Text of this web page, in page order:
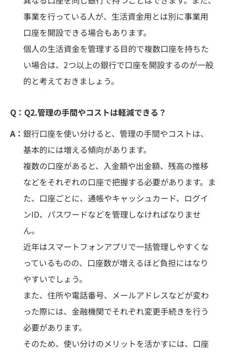
事業を行っている人が、生活資金用とは別に事業用
口座を開設できる場合もあります。
個人の生活資金を管理する目的で複数口座を持ちた
い場合は、2つ以上の銀行で口座を開設するのが一般
的と考えておきましょう。
Q： Q2.管理の手間やコストは軽減できる？
A：銀行口座を使い分けると、管理の手間やコストは、
基本的には増える傾向があります。
複数の口座があると、入金額や出金額、残高の推移
などをそれぞれの口座で把握する必要があります。ま
た、口座ごとに、通帳やキャッシュカード、ログイ
ンID、パスワードなどを管理しなければなりませ
ん。
近年はスマートフォンアプリで一括管理しやすくな
っているものの、口座数が増えるほど負担にはなり
やすいでしょう。
また、住所や電話番号、メールアドレスなどが変わ
った際には、金融機関でそれぞれ変更手続きを行う
必要があります。
そのため、使い分けのメリットを活かすには、口座